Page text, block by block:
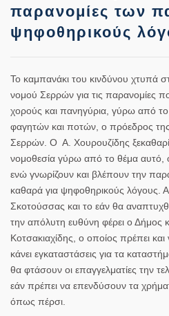
παρανομίες των
ψηφοθηρικούς
Το καμπανάκι του κινδύνου χτυπά
νομού Σερρών για τις παρανομίες
χορούς και πανηγύρια, γύρω από
φαγητών και ποτών, ο πρόεδρος
Σερρών. Ο Α. Χουρουζίδης
νομοθεσία γύρω από το θέμα αυτό,
ενώ γνωρίζουν και βλέπουν την
καθαρά για ψηφοθηρικούς λόγους.
Σκοτούσσας και το εάν θα
την απόλυτη ευθύνη φέρει ο Δήμος
Κοτσακιαχίδης, ο οποίος πρέπει
κάνει εγκαταστάσεις για τα
θα φτάσουν οι επαγγελματίες την
εάν πρέπει να επενδύσουν τα
όπως πέρσι.